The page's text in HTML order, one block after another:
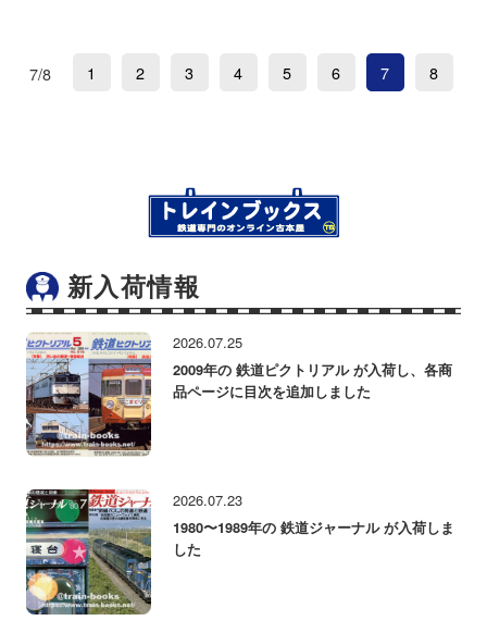
7/8 1 2 3 4 5 6 7 8
新入荷情報
2026.07.25
2009年の 鉄道ピクトリアル が入荷し、各商
品ページに目次を追加しました
2026.07.23
1980〜1989年の 鉄道ジャーナル が入荷しま
した